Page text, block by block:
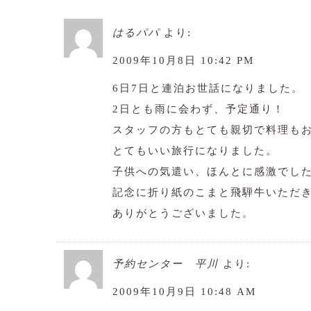
はるパパ より:
2009年10月8日 10:42 PM
6日7日と連泊お世話になりました。
2日とも雨に会わず、予定通り！
スタッフの方もとても親切で料理も
とてもいい旅行になりました。
子供への気遣い、ほんとに感激でした
記念に折り紙のこまと飛騨牛いただ
ありがとうございました。
予約センター 平川 より:
2009年10月9日 10:48 AM